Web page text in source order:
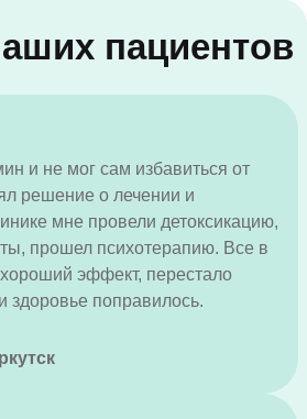
пациентов
и не мог сам избавиться от
решение о лечении и
мне провели детоксикацию,
прошел психотерапию. Все в
эффект, перестало
здоровье поправилось.